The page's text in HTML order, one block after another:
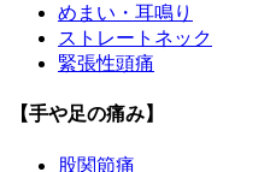
めまい・耳鳴り
ストレートネック
緊張性頭痛
【手や足の痛み】
股関節痛